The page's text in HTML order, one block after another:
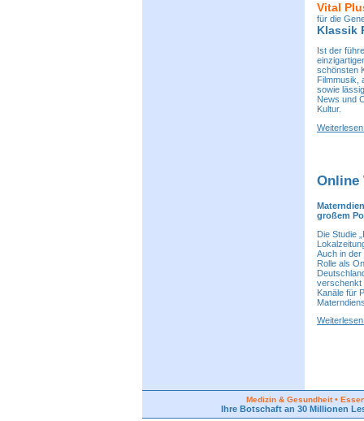
Vital
für die
Klassik
Ist der
schönsten
Filmmusik,
sowie
News und
Kultur.
Online
großem
Die Studie
Auch in
Rolle als
verschenkt
Kanäle für
Medizin & Gesundheit •
Ihre Botschaft an 30 Millionen